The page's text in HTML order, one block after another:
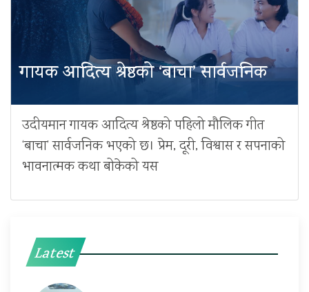
गायक आदित्य श्रेष्ठको ‘बाचा’ सार्वजनिक
उदीयमान गायक आदित्य श्रेष्ठको पहिलो मौलिक गीत
‘बाचा’ सार्वजनिक भएको छ। प्रेम, दूरी, विश्वास र सपनाको
भावनात्मक कथा बोकेको यस
Latest